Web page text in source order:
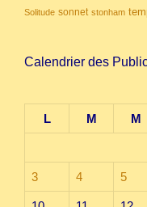
Solitude sonnet stonham
Calendrier des
L
M M
3 4 5